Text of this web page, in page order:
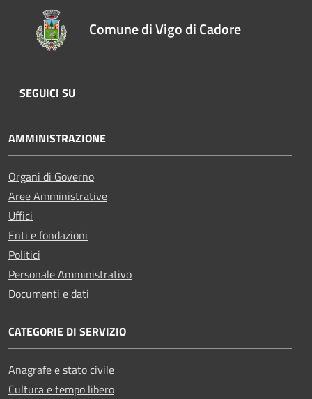
Comune di Vigo di Cadore
SEGUICI SU
AMMINISTRAZIONE
Organi di Governo
Aree Amministrative
Uffici
Enti e fondazioni
Politici
Personale Amministrativo
Documenti e dati
CATEGORIE DI SERVIZIO
Anagrafe e stato civile
Cultura e tempo libero